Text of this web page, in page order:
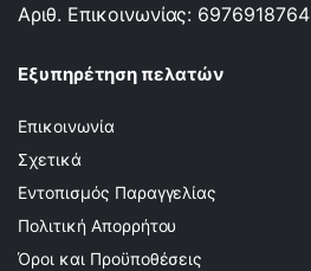
Αριθ. Επικοινωνίας: 6976918764
Εξυπηρέτηση πελατών
Επικοινωνία
Σχετικά
Εντοπισμός Παραγγελίας
Πολιτική Απορρήτου
Όροι και Προϋποθέσεις